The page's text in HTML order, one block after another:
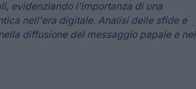
evidenziando l'importanza di una
nell'era digitale. Analisi delle sfide e
diffusione del messaggio papale e nel